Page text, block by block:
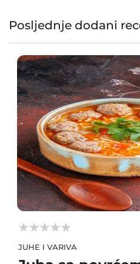
Posljednje dodani



JUHE I VARIVA